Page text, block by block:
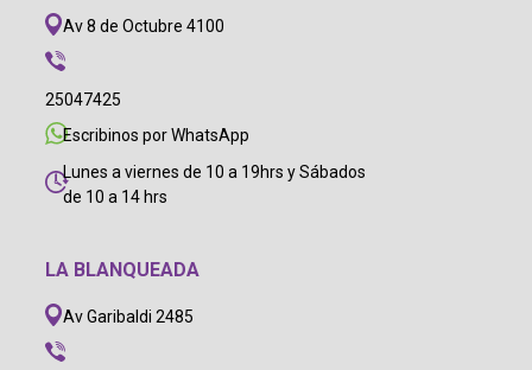
Av 8 de Octubre 4100
25047425
Escribinos por WhatsApp
Lunes a viernes de 10 a 19hrs y Sábados
de 10 a 14 hrs
LA BLANQUEADA
Av Garibaldi 2485